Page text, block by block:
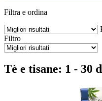
Filtra e ordina
Filtro
Tè e tisane: 1 - 30